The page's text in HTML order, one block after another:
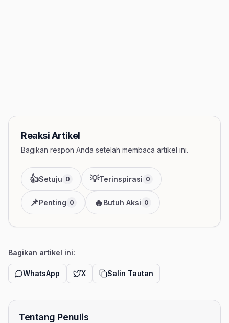
Reaksi Artikel
Bagikan respon Anda setelah membaca artikel ini.
👍Setuju 0 💡Terinspirasi 0
📌Penting 0 🔥Butuh Aksi 0
Bagikan artikel ini:
WhatsApp X Salin Tautan
Tentang Penulis